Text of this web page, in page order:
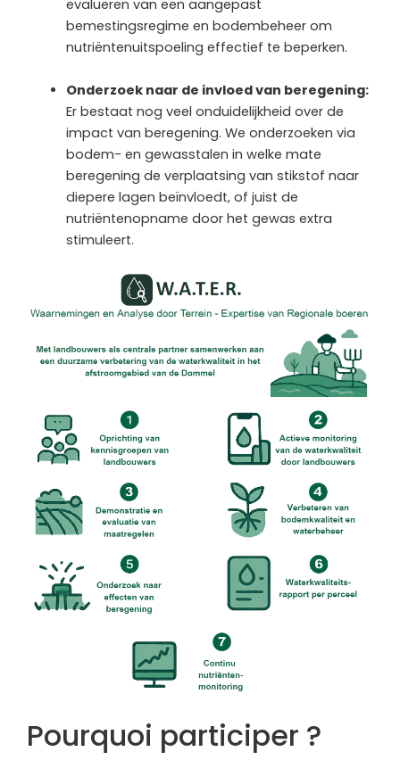
evalueren van een aangepast
bemestingsregime en bodembeheer om
nutriëntenuitspoeling effectief te beperken.
Onderzoek naar de invloed van beregening:
Er bestaat nog veel onduidelijkheid over de
impact van beregening. We onderzoeken via
bodem- en gewasstalen in welke mate
beregening de verplaatsing van stikstof naar
diepere lagen beïnvloedt, of juist de
nutriëntenopname door het gewas extra
stimuleert.
Pourquoi participer ?